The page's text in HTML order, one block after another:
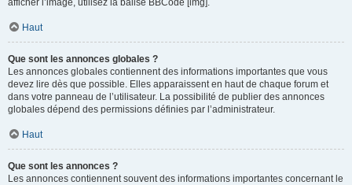
afficher l’image, utilisez la balise BBCode [img].
Haut
Que sont les annonces globales ?
Les annonces globales contiennent des informations importantes que vous
devez lire dès que possible. Elles apparaissent en haut de chaque forum et
dans votre panneau de l’utilisateur. La possibilité de publier des annonces
globales dépend des permissions définies par l’administrateur.
Haut
Que sont les annonces ?
Les annonces contiennent souvent des informations importantes concernant le